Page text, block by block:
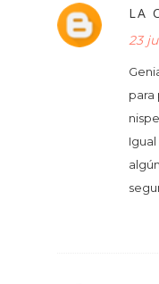
LA
23
para